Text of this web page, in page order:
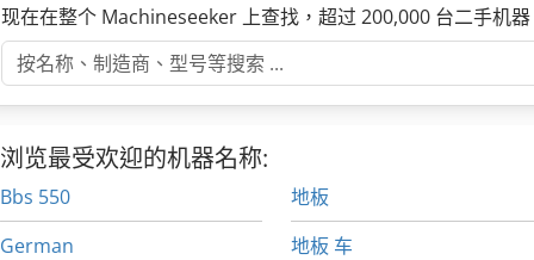
现在在整个 Machineseeker 上查找，超过 200,000 台二手机器
浏览最受欢迎的机器名称:
Bbs 550
German
地板
地板 车